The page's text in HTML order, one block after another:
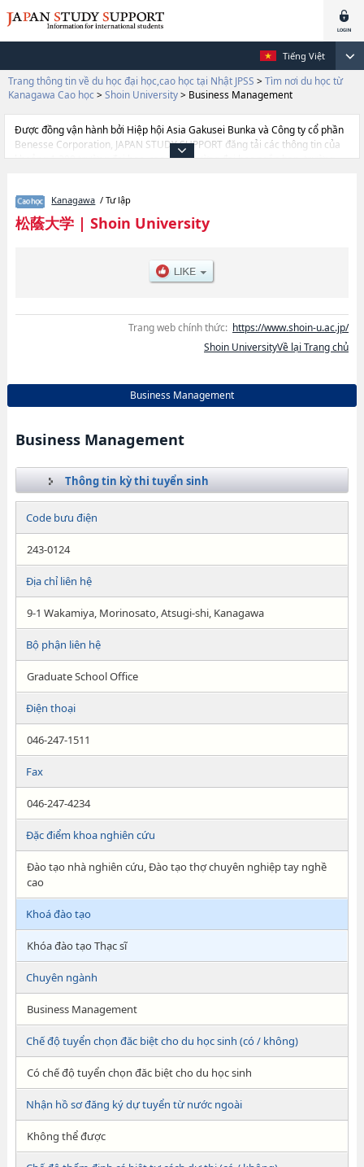
Tiếng Việt
Trang thông tin về du học đại học,cao học tại Nhật JPSS > Tìm nơi du học từ
Kanagawa Cao học > Shoin University> Business Management
Được đồng vận hành bởi Hiệp hội Asia Gakusei Bunka và Công ty cổ phần
Benesse Corporation, JAPAN STUDY SUPPORT đăng tải các thông tin của
khoảng 1.300 trường đại học, cao học, trường đại học ngắn hạn, trường
thiết dành cho du học sinh, như là về các Business Management, thông tin
về từng khoa nghiên cứu, thông tin liên quan đến thi tuyển như số lượng
tuyển sinh, số lượng trúng tuyển, cở sở trang thiết bị, hướng dẫn địa điểm
Kanagawa / Tư lập
松蔭大学| Shoin University
Trang web chính thức: https://www.shoin-u.ac.jp/
Shoin UniversityVề lại Trang chủ
Business Management
Business Management
Thông tin kỳ thi tuyển sinh
Code bưu điện
243-0124
Địa chỉ liên hệ
9-1 Wakamiya, Morinosato, Atsugi-shi, Kanagawa
Bộ phận liên hệ
Graduate School Office
Điện thoại
046-247-1511
Fax
046-247-4234
Đặc điểm khoa nghiên cứu
Đào tạo nhà nghiên cứu, Đào tạo thợ chuyên nghiệp tay nghề
cao
Khoá đào tạo
Khóa đào tạo Thạc sĩ
Chuyên ngành
Business Management
Chế độ tuyển chọn đăc biệt cho du học sinh (có / không)
Có chế độ tuyển chọn đăc biệt cho du học sinh
Nhận hồ sơ đăng ký dự tuyển từ nước ngoài
Không thể được